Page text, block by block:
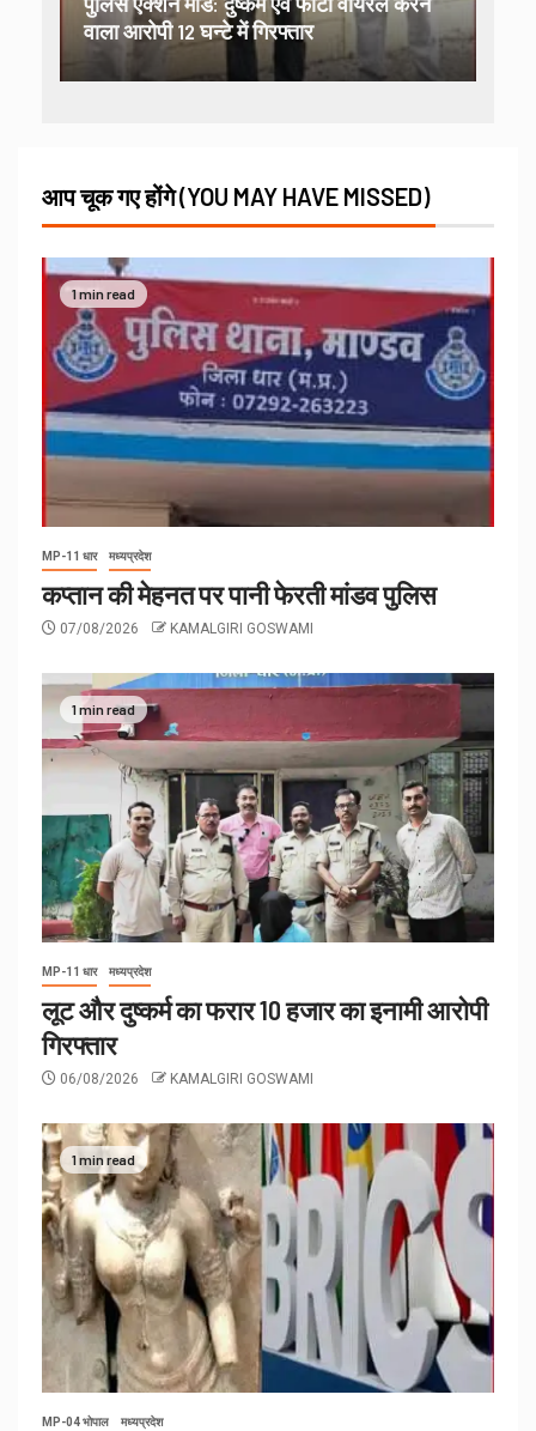
वाला आरोपी 12 घन्टे में गिरफ्तार
आप चूक गए होंगे (YOU MAY HAVE MISSED)
1 min read
MP-11 धार मध्यप्रदेश
कप्तान की मेहनत पर पानी फेरती मांडव पुलिस
07/08/2026 KAMALGIRI GOSWAMI
1 min read
MP-11 धार मध्यप्रदेश
लूट और दुष्कर्म का फरार 10 हजार का इनामी आरोपी
गिरफ्तार
06/08/2026 KAMALGIRI GOSWAMI
1 min read
MP-04 भोपाल मध्यप्रदेश